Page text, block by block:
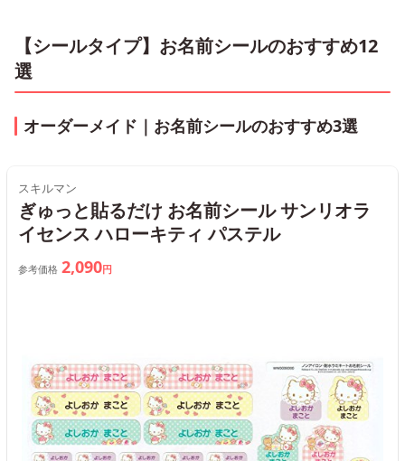
【シールタイプ】お名前シールのおすすめ12
選
オーダーメイド｜お名前シールのおすすめ3選
スキルマン
ぎゅっと貼るだけ お名前シール サンリオラ
イセンス ハローキティ パステル
参考価格 2,090円